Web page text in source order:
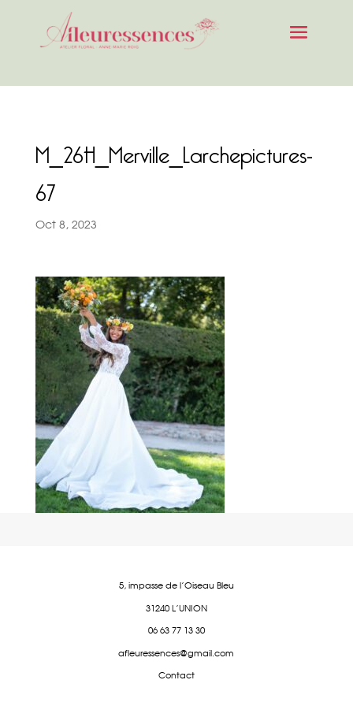
M_26H_Merville_Larchepictures-
67
Oct 8, 2023
5, impasse de l'Oiseau Bleu
31240 L'UNION
06 63 77 13 30
afleuressences@gmail.com
Contact